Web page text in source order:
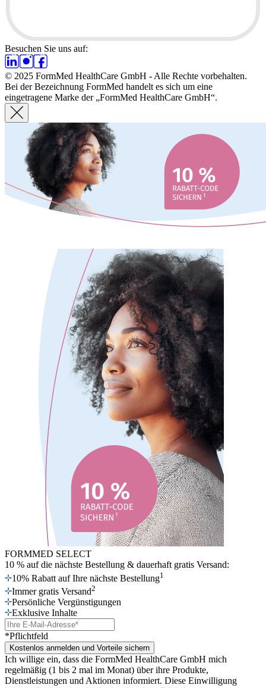
Besuchen Sie uns auf:
© 2025 FormMed HealthCare GmbH - Alle Rechte vorbehalten.
Bei der Bezeichnung FormMed handelt es sich um eine
eingetragene Marke der „FormMed HealthCare GmbH“.
FORMMED SELECT
10 % auf die nächste Bestellung & dauerhaft gratis Versand:
10% Rabatt auf Ihre nächste Bestellung1
Immer gratis Versand2
Persönliche Vergünstigungen
Exklusive Inhalte
*Pflichtfeld
Kostenlos anmelden und Vorteile sichern
Ich willige ein, dass die FormMed HealthCare GmbH mich
regelmäßig (1 bis 2 mal im Monat) über ihre Produkte,
Dienstleistungen und Aktionen informiert. Diese Einwilligung